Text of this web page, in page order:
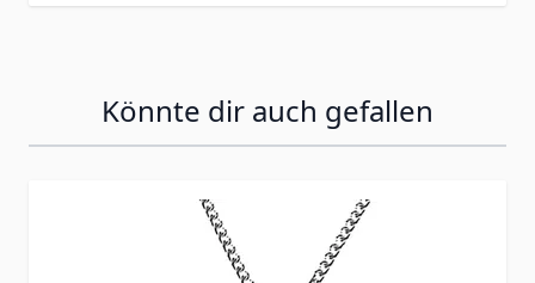
Könnte dir auch gefallen